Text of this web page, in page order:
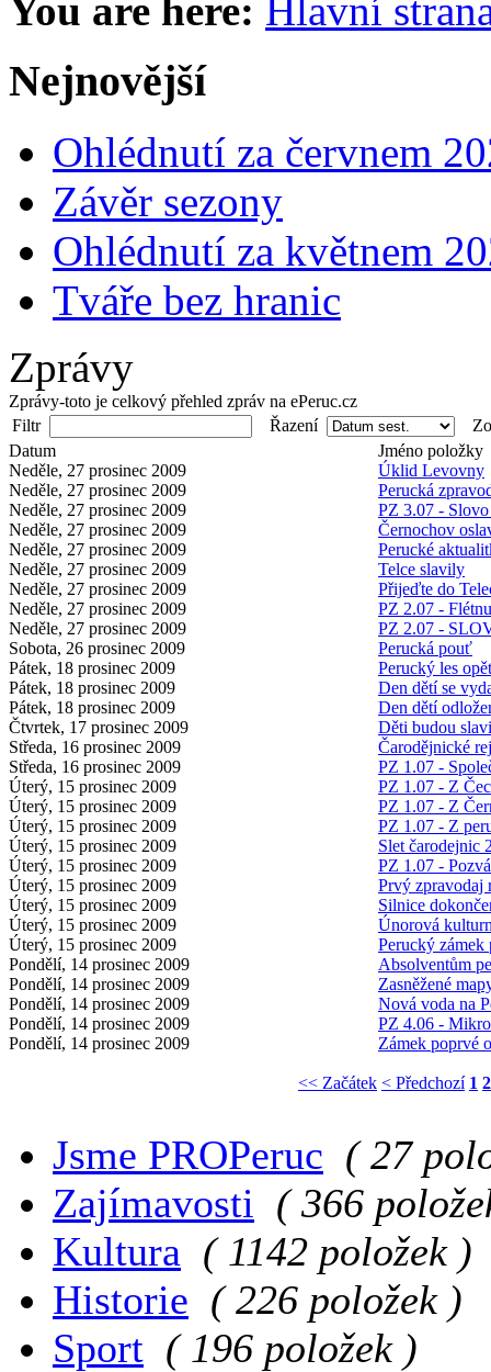
You are here: Hlavní
Nejnovější
Ohlédnutí za červnem
Závěr sezony
Ohlédnutí za květnem
Tváře bez hranic
Zprávy
Zprávy-toto je celkový přehled zpráv na ePeruc.cz
Filtr
Řazení
Datum
Jméno položky
Neděle, 27 prosinec 2009
Úklid Levovny
Neděle, 27 prosinec 2009
Perucká
Neděle, 27 prosinec 2009
PZ 3.07 - Slovo
Neděle, 27 prosinec 2009
Černochov
Neděle, 27 prosinec 2009
Perucké
Neděle, 27 prosinec 2009
Telce slavily
Neděle, 27 prosinec 2009
Přijeďte do
Neděle, 27 prosinec 2009
PZ 2.07 -
Neděle, 27 prosinec 2009
PZ 2.07 -
Sobota, 26 prosinec 2009
Perucká pouť
Pátek, 18 prosinec 2009
Perucký les
Pátek, 18 prosinec 2009
Den dětí se
Pátek, 18 prosinec 2009
Den dětí
Čtvrtek, 17 prosinec 2009
Děti budou
Středa, 16 prosinec 2009
Čarodějnické
Středa, 16 prosinec 2009
PZ 1.07 -
Úterý, 15 prosinec 2009
PZ 1.07 - Z
Úterý, 15 prosinec 2009
PZ 1.07 - Z
Úterý, 15 prosinec 2009
PZ 1.07 - Z
Úterý, 15 prosinec 2009
Slet čarodejnic
Úterý, 15 prosinec 2009
PZ 1.07 -
Úterý, 15 prosinec 2009
Prvý zpravodaj
Úterý, 15 prosinec 2009
Silnice
Úterý, 15 prosinec 2009
Únorová
Úterý, 15 prosinec 2009
Perucký zámek
Pondělí, 14 prosinec 2009
Absolventům
Pondělí, 14 prosinec 2009
Zasněžené
Pondělí, 14 prosinec 2009
Nová voda na
Pondělí, 14 prosinec 2009
PZ 4.06 -
Pondělí, 14 prosinec 2009
Zámek poprvé
<< Začátek < Předchozí 1 2
Jsme PROPeruc ( 27
Zajímavosti ( 366
Kultura ( 1142 položek )
Historie ( 226 položek )
Sport ( 196 položek )